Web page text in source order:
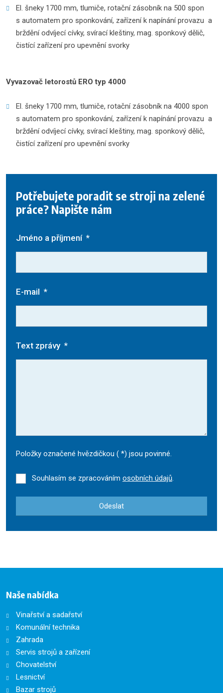
El. šneky 1700 mm, tlumiče, rotační zásobník na 500 spon
s automatem pro sponkování, zařízení k napínání provazu a
brždění odvíjecí cívky, svírací kleštiny, mag. sponkový dělič,
čistící zařízení pro upevnění svorky
Vyvazovač letorostů ERO typ 4000
El. šneky 1700 mm, tlumiče, rotační zásobník na 4000 spon
s automatem pro sponkování, zařízení k napínání provazu a
brždění odvíjecí cívky, svírací kleštiny, mag. sponkový dělič,
čistící zařízení pro upevnění svorky
Potřebujete poradit se stroji na zelené
práce? Napište nám
Jméno a příjmení *
E-mail *
Text zprávy *
Položky označené hvězdičkou ( *) jsou povinné.
Souhlasím se zpracováním osobních údajů
Odeslat
se
Naše nabídka
Vinařství a sadařství
Komunální technika
Zahrada
Servis strojů a zařízení
Chovatelství
Lesnictví
Bazar strojů